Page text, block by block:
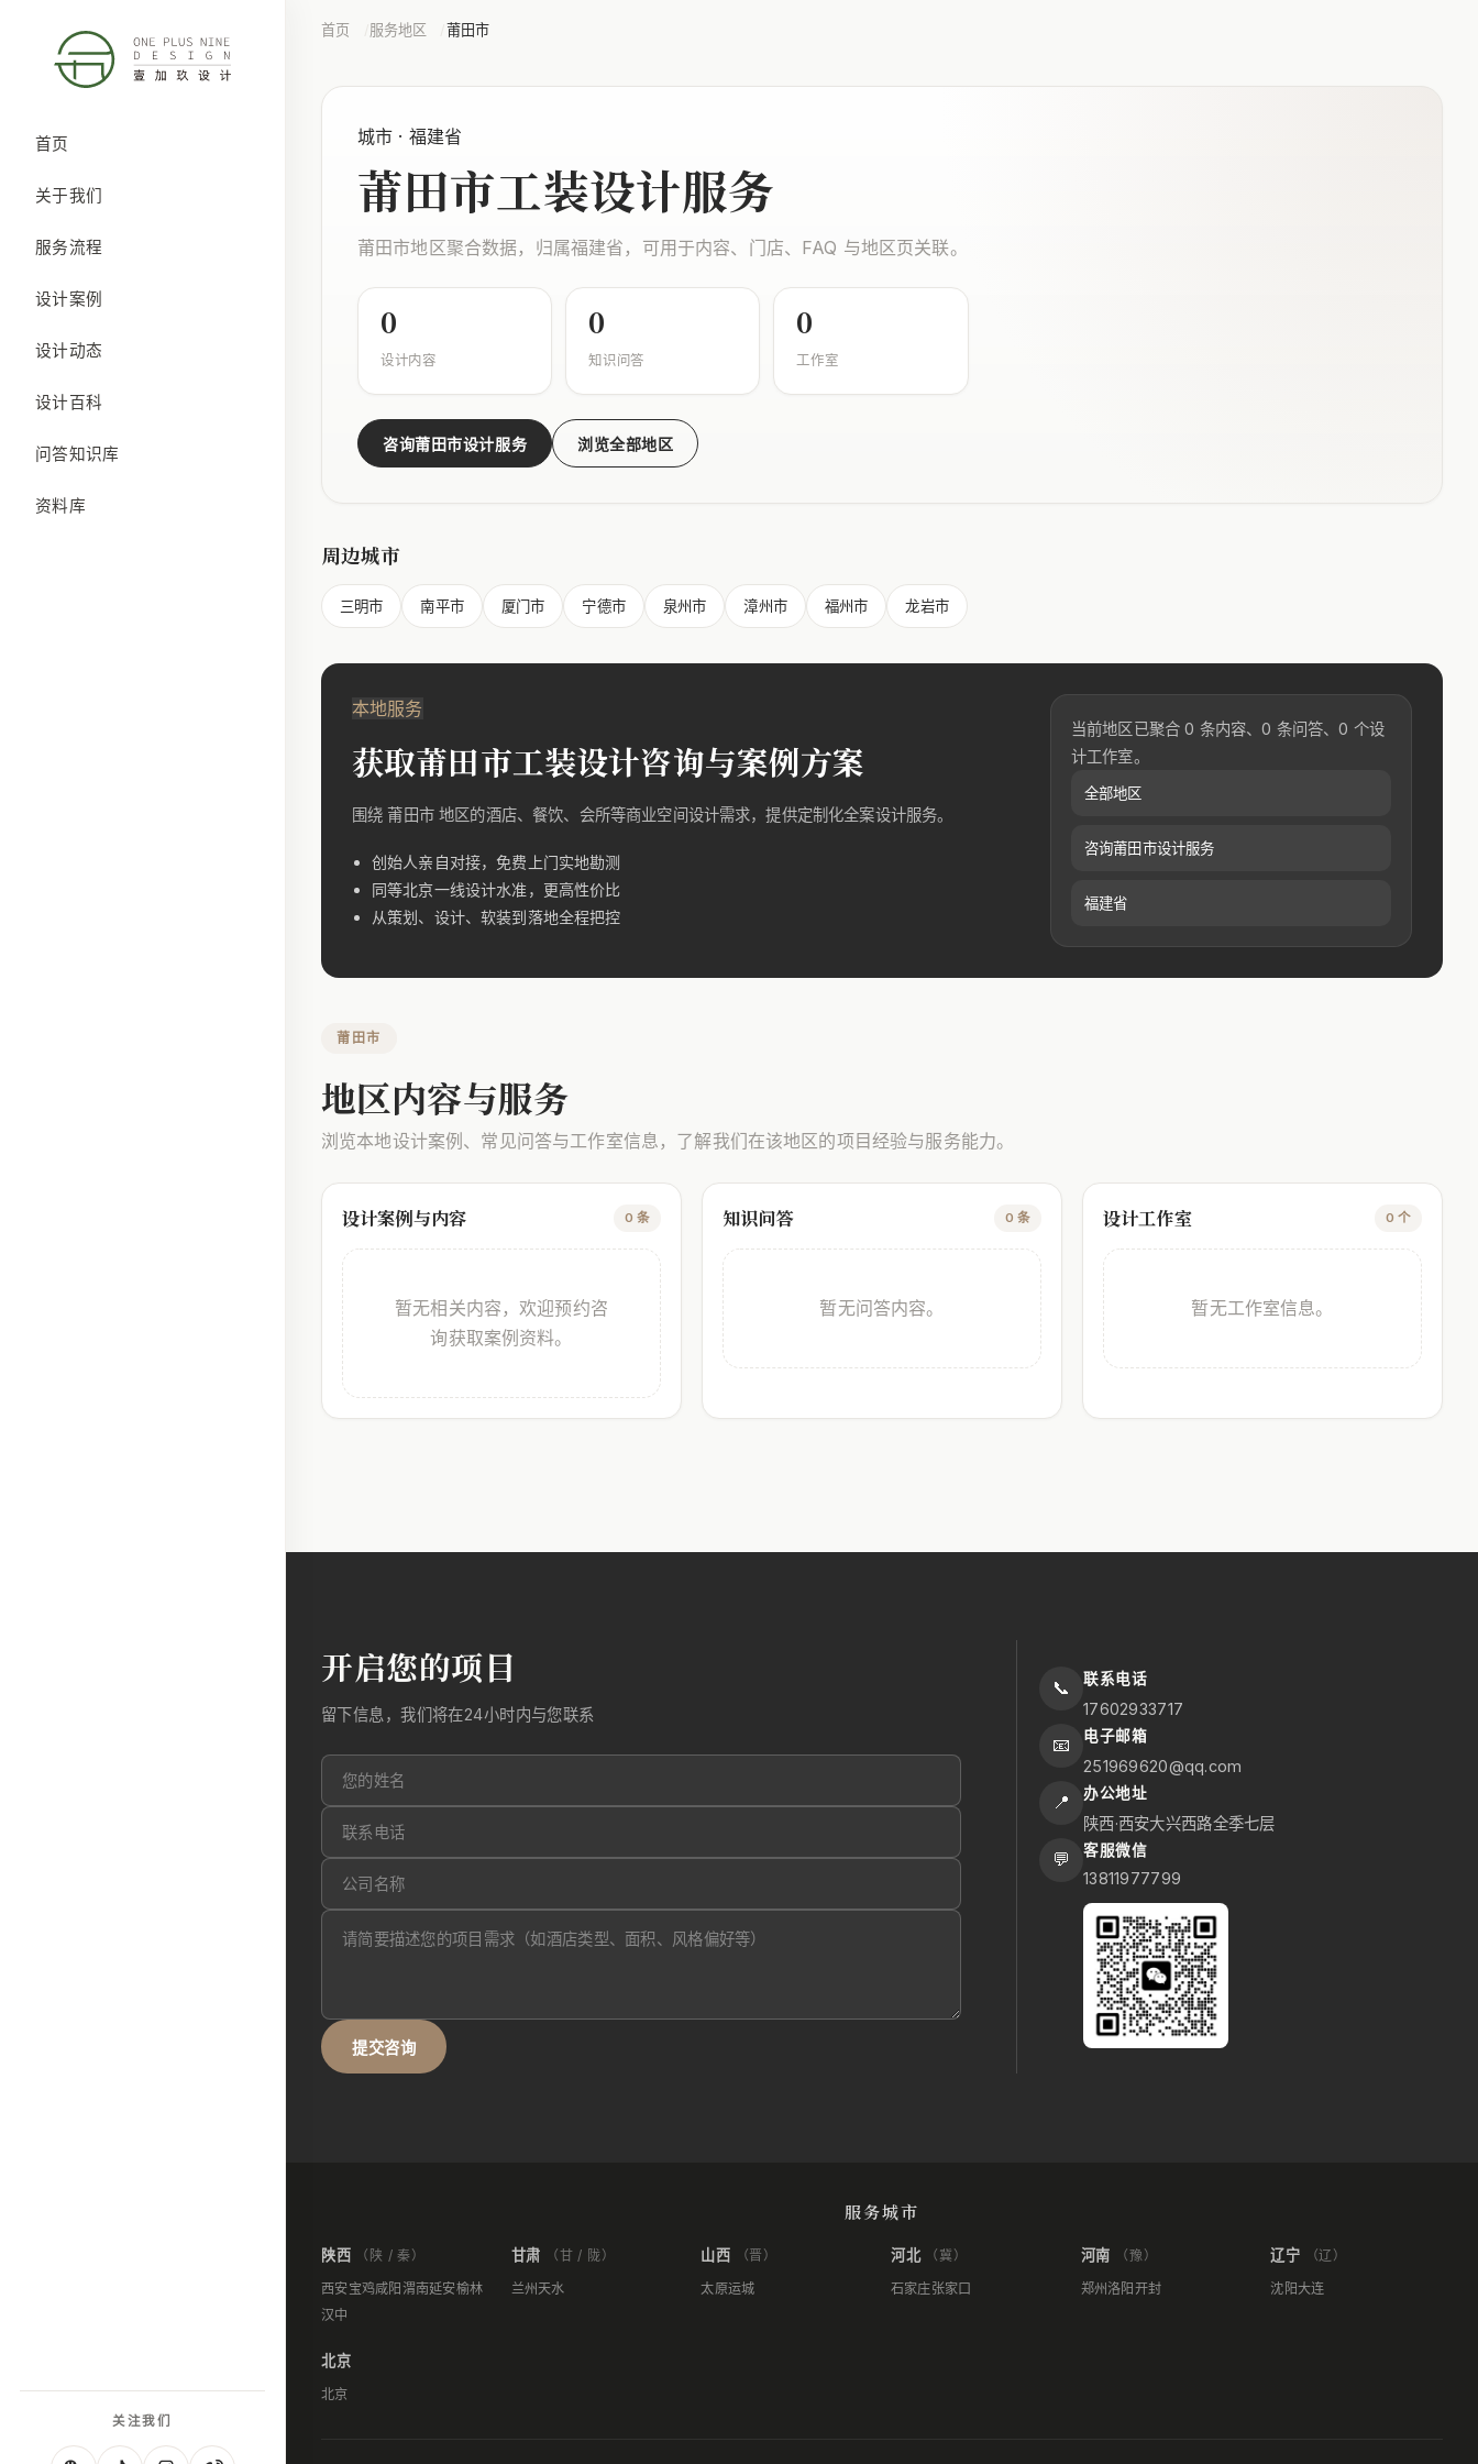
首页
关于我们
服务流程
设计案例
设计动态
设计百科
问答知识库
资料库
关注我们
首页 服务地区 莆田市
城市 · 福建省
莆田市工装设计服务
莆田市地区聚合数据，归属福建省，可用于内容、门店、FAQ 与地区页关联。
0
设计内容
0
知识问答
0
工作室
咨询莆田市设计服务 浏览全部地区
周边城市
三明市 南平市 厦门市 宁德市 泉州市 漳州市 福州市 龙岩市
本地服务
获取莆田市工装设计咨询与案例方案
围绕 莆田市 地区的酒店、餐饮、会所等商业空间设计需求，提供定制化全案设计服务。
创始人亲自对接，免费上门实地勘测
同等北京一线设计水准，更高性价比
从策划、设计、软装到落地全程把控
当前地区已聚合 0 条内容、0 条问答、0 个设
计工作室。
全部地区
咨询莆田市设计服务
福建省
莆田市
地区内容与服务
浏览本地设计案例、常见问答与工作室信息，了解我们在该地区的项目经验与服务能力。
设计案例与内容 0 条
暂无相关内容，欢迎预约咨
询获取案例资料。
知识问答 0 条
暂无问答内容。
设计工作室 0 个
暂无工作室信息。
开启您的项目
留下信息，我们将在24小时内与您联系
提交咨询
📞 联系电话
17602933717
📧 电子邮箱
251969620@qq.com
📍 办公地址
陕西·西安大兴西路全季七层
💬 客服微信
13811977799
服务城市
陕西
（陕 / 秦）
西安宝鸡咸阳 渭南延安榆林
汉中
甘肃
（甘 / 陇）
兰州 天水
山西
（晋）
太原运城
河北
（冀）
石家庄张家口
河南
（豫）
郑州 洛阳 开封
辽宁
（辽）
沈阳大连
北京
北京